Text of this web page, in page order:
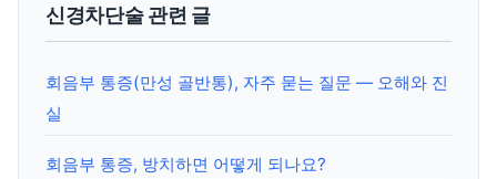
신경차단술 관련 글
회음부 통증(만성 골반통), 자주 묻는 질문 — 오해와 진
실
회음부 통증, 방치하면 어떻게 되나요?